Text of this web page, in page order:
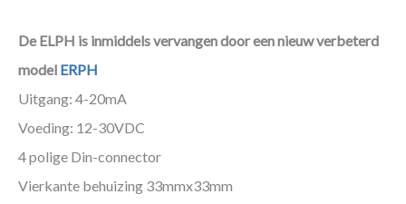
De ELPH is inmiddels vervangen door een nieuw verbeterd
model ERPH
Uitgang: 4-20mA
Voeding: 12-30VDC
4 polige Din-connector
Vierkante behuizing 33mmx33mm